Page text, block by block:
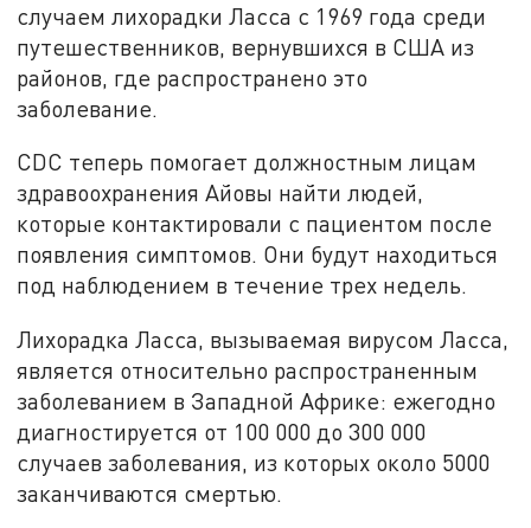
случаем лихорадки Ласса с 1969 года среди
путешественников, вернувшихся в США из
районов, где распространено это
заболевание.
CDC теперь помогает должностным лицам
здравоохранения Айовы найти людей,
которые контактировали с пациентом после
появления симптомов. Они будут находиться
под наблюдением в течение трех недель.
Лихорадка Ласса, вызываемая вирусом Ласса,
является относительно распространенным
заболеванием в Западной Африке: ежегодно
диагностируется от 100 000 до 300 000
случаев заболевания, из которых около 5000
заканчиваются смертью.